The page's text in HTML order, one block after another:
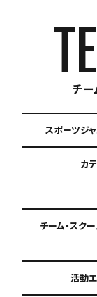
月謝が10,000
保護者の当番
チー
スポーツジ
カ
チーム・スク
活動